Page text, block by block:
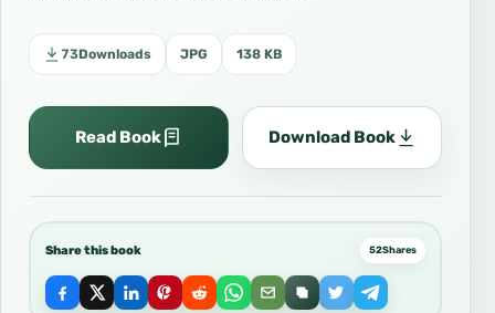
73Downloads JPG 138 KB
Read Book Download Book
Share this book 52Shares